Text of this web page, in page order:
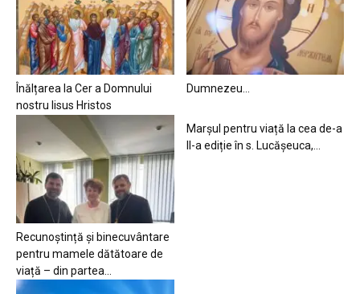
Înălțarea la Cer a Domnului
nostru Iisus Hristos
Dumnezeu…
Recunoștință și binecuvântare
pentru mamele dătătoare de
viață – din partea...
Marșul pentru viață la cea de-a
II-a ediție în s. Lucășeuca,...